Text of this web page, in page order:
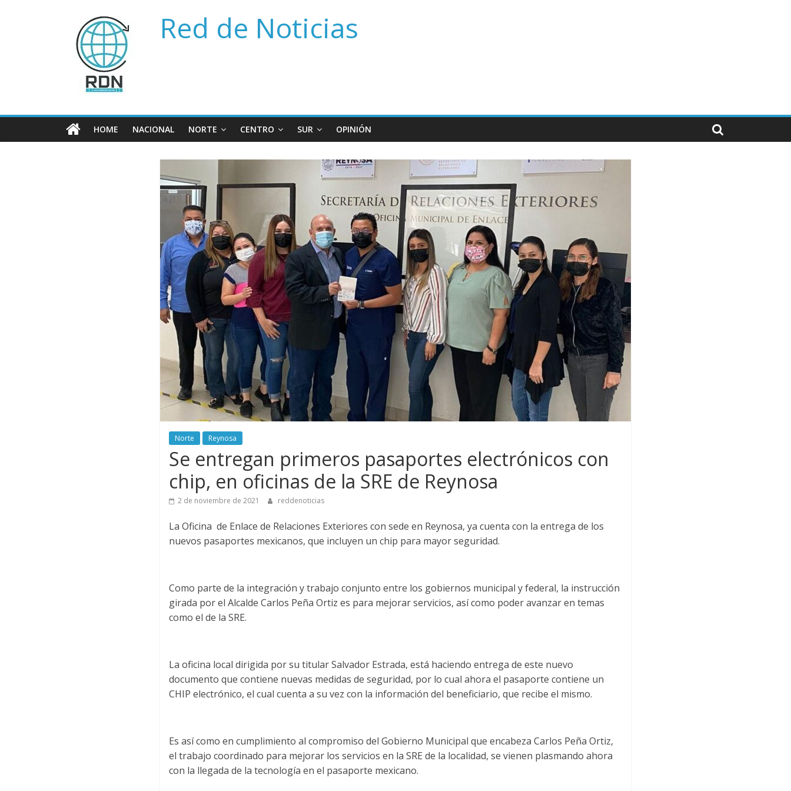
Red de Noticias
HOME NACIONAL NORTE CENTRO SUR OPINIÓN
Norte Reynosa
Se entregan primeros pasaportes electrónicos con
chip, en oficinas de la SRE de Reynosa
2 de noviembre de 2021 reddenoticias
La Oficina de Enlace de Relaciones Exteriores con sede en Reynosa, ya cuenta con la entrega de los
nuevos pasaportes mexicanos, que incluyen un chip para mayor seguridad.
Como parte de la integración y trabajo conjunto entre los gobiernos municipal y federal, la instrucción
girada por el Alcalde Carlos Peña Ortiz es para mejorar servicios, así como poder avanzar en temas
como el de la SRE.
La oficina local dirigida por su titular Salvador Estrada, está haciendo entrega de este nuevo
documento que contiene nuevas medidas de seguridad, por lo cual ahora el pasaporte contiene un
CHIP electrónico, el cual cuenta a su vez con la información del beneficiario, que recibe el mismo.
Es así como en cumplimiento al compromiso del Gobierno Municipal que encabeza Carlos Peña Ortiz,
el trabajo coordinado para mejorar los servicios en la SRE de la localidad, se vienen plasmando ahora
con la llegada de la tecnología en el pasaporte mexicano.